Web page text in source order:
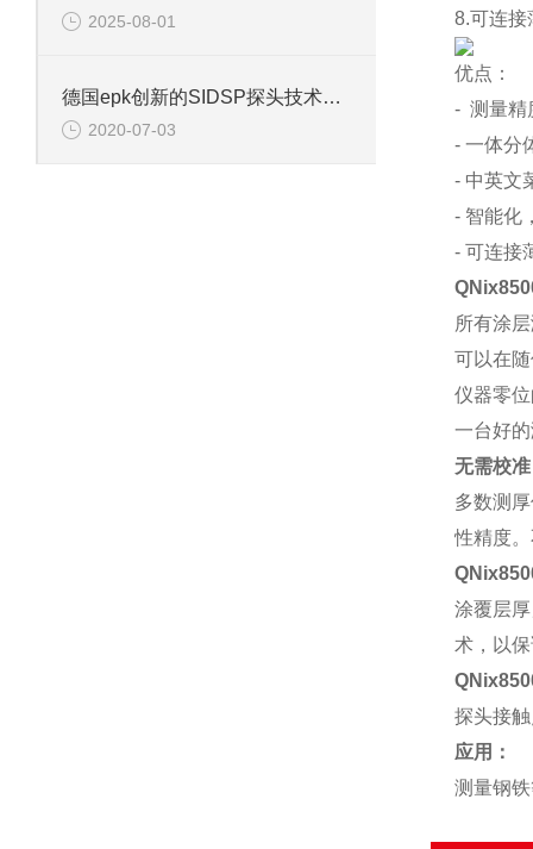
2025-08-01
德国epk创新的SIDSP探头技术有何优势？
2020-07-03
8.可连接
优点：
- 测量精
- 一体分
- 中英文
- 智能化
- 可连接
所有涂
可以在
仪器零
一台好
无需校
多数测
性精度
涂覆层
术，以
探头接
应用：
测量钢